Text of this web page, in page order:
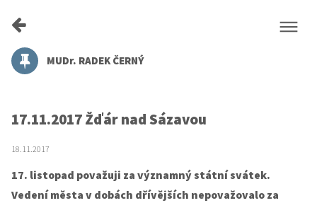
MUDr. RADEK ČERNÝ
17.11.2017 Žďár nad Sázavou
18.11.2017
17. listopad považuji za významný státní svátek.
Vedení města v dobách dřívějších nepovažovalo za